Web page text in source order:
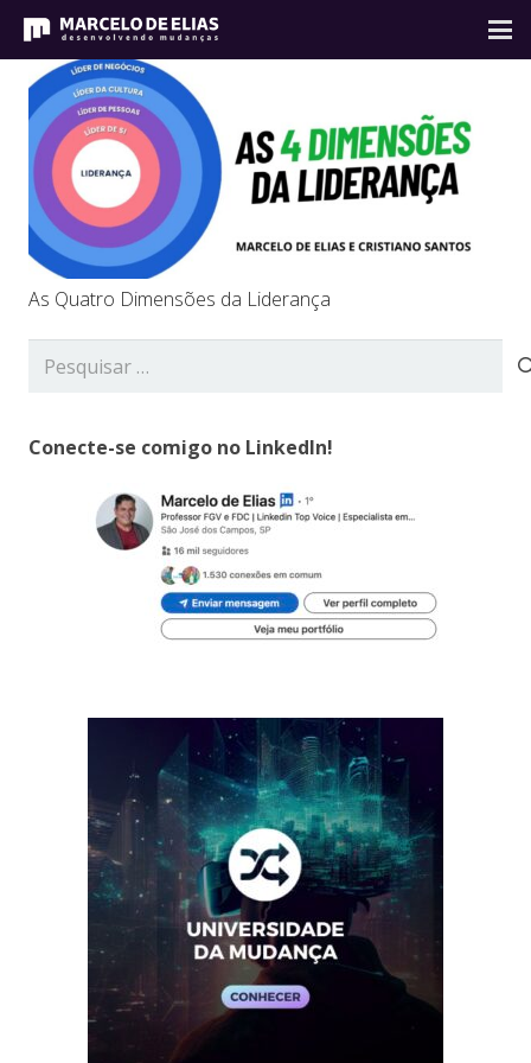
As Quatro Dimensões da Liderança
Pesquisar
Conecte-se comigo no LinkedIn!